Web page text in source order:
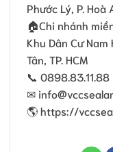
Phước Lý, P. Hoà
🏠Chi nhánh
Khu Dân Cư Nam
Tân, TP. HCM
📞 0898.83.11.88
✉
🌎 https://